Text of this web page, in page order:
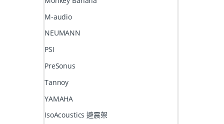
M-audio
NEUMANN
PSI
PreSonus
Tannoy
YAMAHA
IsoAcoustics 避震架